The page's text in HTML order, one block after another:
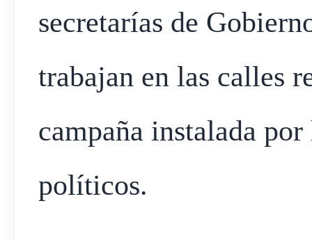
secretarías de
trabajan en las calles
campaña instalada
políticos.